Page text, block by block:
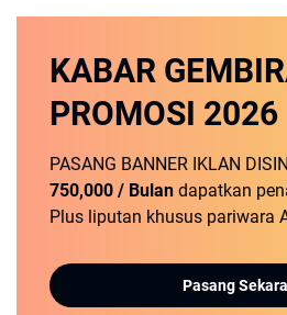
KABAR
PROMOSI 2026
PASANG BANNER IKLAN
750,000 / Bulan dapatkan
Plus liputan khusus pariwara
Pasang